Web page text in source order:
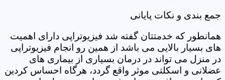
جمع بندی و نکات پایانی
همانطور که خدمتتان گفته شد فیزیوتراپی دارای اهمیت
های بسیار بالایی می باشد از همین رو انجام فیزیوتراپی
در منزل می تواند در درمان بسیاری از بیماری های
عضلانی و اسکلتی موثر واقع گردد، هرگاه احساس کردین